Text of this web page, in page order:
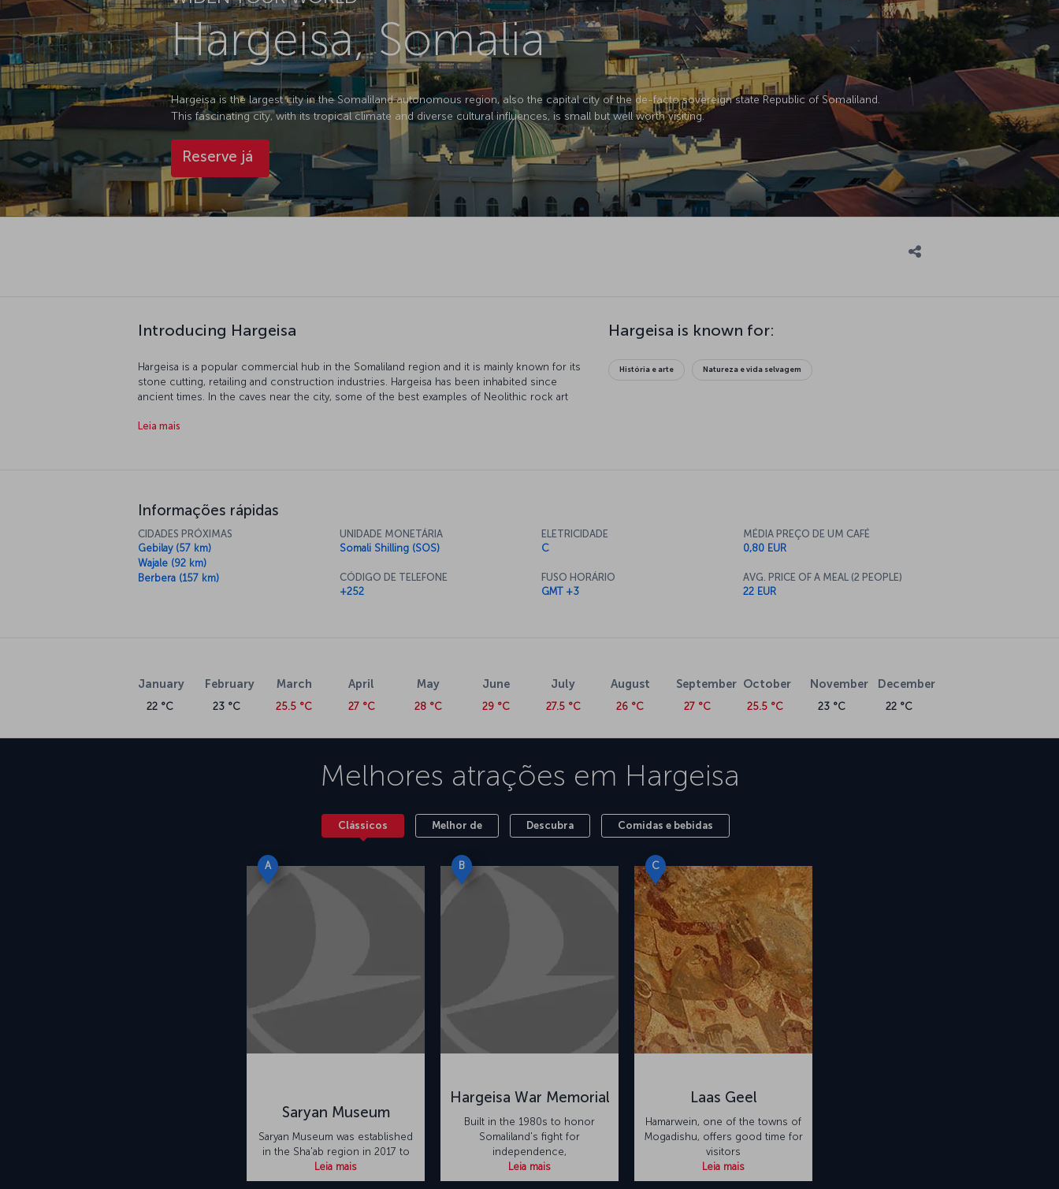
Hargeisa, Somalia
Hargeisa is the largest city in the Somaliland autonomous region, also the capital city of the de-facto sovereign state Republic of Somaliland.
This fascinating city, with its tropical climate and diverse cultural influences, is small but well worth visiting.
Reserve já
Introducing Hargeisa
Hargeisa is a popular commercial hub in the Somaliland region and it is mainly known for its
stone cutting, retailing and construction industries. Hargeisa has been inhabited since
ancient times. In the caves near the city, some of the best examples of Neolithic rock art
You can participate in various alternative activities such as off-road tours or museum tours
Leia mais
Hargeisa is known for:
História e arte Natureza e vida selvagem
Informações rápidas
CIDADES PRÓXIMAS
Gebilay (57 km)
Wajale (92 km)
Berbera (157 km)
UNIDADE MONETÁRIA
Somali Shilling (SOS)
CÓDIGO DE TELEFONE
+252
ELETRICIDADE
C
FUSO HORÁRIO
GMT +3
MÉDIA PREÇO DE UM CAFÉ
0,80 EUR
AVG. PRICE OF A MEAL (2 PEOPLE)
22 EUR
January
22 °C
February
23 °C
March
25.5 °C
April
27 °C
May
28 °C
June
29 °C
July
27.5 °C
August
26 °C
September
27 °C
October
25.5 °C
November
23 °C
December
22 °C
Melhores atrações em Hargeisa
Clássicos Melhor de Descubra Comidas e bebidas
A
Saryan Museum
Saryan Museum was established
in the Sha'ab region in 2017 to
Leia mais
B
Hargeisa War Memorial
Built in the 1980s to honor
Somaliland's fight for
independence,
Leia mais
C
Laas Geel
Hamarwein, one of the towns of
Mogadishu, offers good time for
visitors
Leia mais